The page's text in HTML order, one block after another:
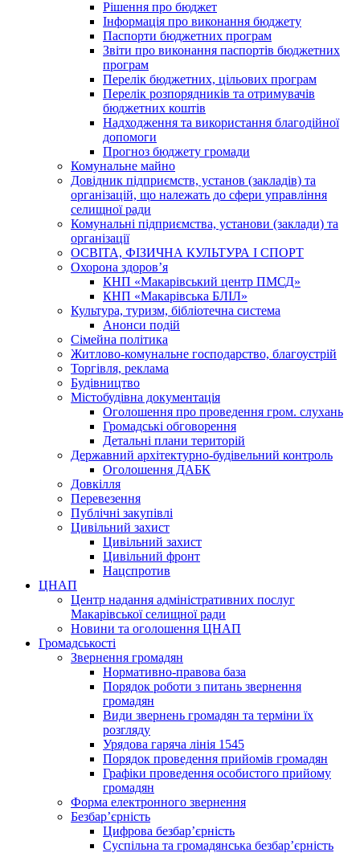
Рішення про бюджет
Інформація про виконання бюджету
Паспорти бюджетних програм
Звіти про виконання паспортів бюджетних
програм
Перелік бюджетних, цільових програм
Перелік розпорядників та отримувачів
бюджетних коштів
Надходження та використання благодійної
допомоги
Прогноз бюджету громади
Комунальне майно
Довідник підприємств, установ (закладів) та
організацій, що належать до сфери управління
селищної ради
Комунальні підприємства, установи (заклади) та
організації
ОСВІТА, ФІЗИЧНА КУЛЬТУРА І СПОРТ
Охорона здоров’я
КНП «Макарівський центр ПМСД»
КНП «Макарівська БЛІЛ»
Культура, туризм, бібліотечна система
Анонси подій
Сімейна політика
Житлово-комунальне господарство, благоустрій
Торгівля, реклама
Будівництво
Містобудівна документація
Оголошення про проведення гром. слухань
Громадські обговорення
Детальні плани територій
Державний архітектурно-будівельний контроль
Оголошення ДАБК
Довкілля
Перевезення
Публічні закупівлі
Цивільний захист
Цивільний захист
Цивільний фронт
Нацспротив
ЦНАП
Центр надання адміністративних послуг
Макарівської селищної ради
Новини та оголошення ЦНАП
Громадськості
Звернення громадян
Нормативно-правова база
Порядок роботи з питань звернення
громадян
Види звернень громадян та терміни їх
розгляду
Урядова гаряча лінія 1545
Порядок проведення прийомів громадян
Графіки проведення особистого прийому
громадян
Форма електронного звернення
Безбар’єрність
Цифрова безбар’єрність
Суспільна та громадянська безбар’єрність